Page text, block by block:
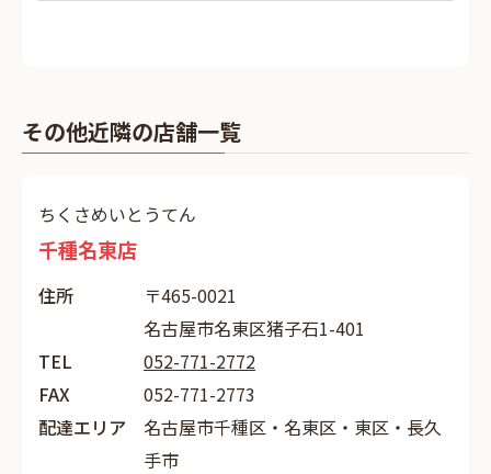
その他近隣の店舗一覧
ちくさめいとうてん
千種名東店
住所
〒465-0021
名古屋市名東区猪子石1-401
TEL
052-771-2772
FAX
052-771-2773
配達エリア
名古屋市千種区・名東区・東区・長久
手市